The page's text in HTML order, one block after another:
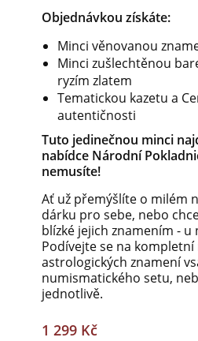
Objednávkou získáte:
Minci věnovanou
Minci zušlechtěnou
ryzím zlatem
Tematickou kazetu a
autentičnosti
Tuto jedinečnou minci
nabídce Národní
nemusíte!
Ať už přemýšlíte o milém
dárku pro sebe, nebo
blízké jejich znamením - u
Podívejte se na kompletní
astrologických znamení
numismatického setu,
jednotlivě.
1 299 Kč